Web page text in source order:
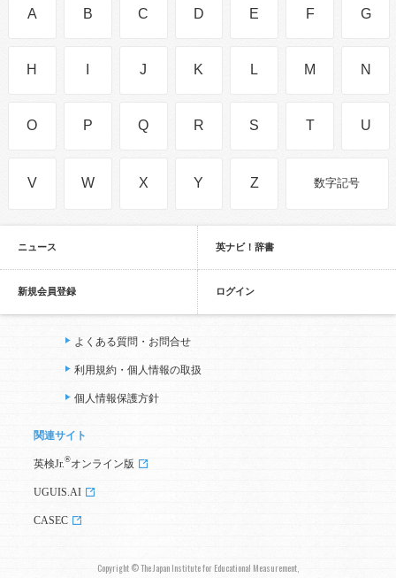
A B C D E F G
H J K L M N
O P Q R S T U
V W X Y Z 数字記号
ニュース 英ナビ！辞書
新規会員登録 ログイン
よくある質問・お問合せ
利用規約・個人情報の取扱
個人情報保護方針
関連サイト
英検Jr. ®オンライン版
UGUIS.AI
CASEC
Copyright © The Japan Institute for Educational Measurement,